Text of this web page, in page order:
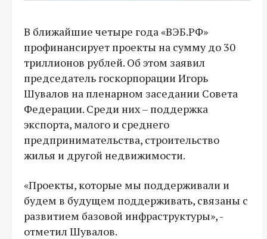
В ближайшие четыре года «ВЭБ.РФ»
профинансирует проекты на сумму до 30
триллионов рублей. Об этом заявил
председатель госкорпорации Игорь
Шувалов на пленарном заседании Совета
Федерации. Среди них – поддержка
экспорта, малого и среднего
предпринимательства, строительство
жилья и другой недвижимости.
«Проекты, которые мы поддерживали и
будем в будущем поддерживать, связаны с
развитием базовой инфраструктуры», -
отметил Шувалов.